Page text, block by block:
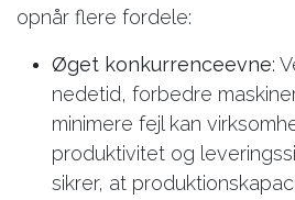
opnår flere fordele:
Øget konkurrenceevne:
nedetid, forbedre
minimere fejl kan
produktivitet og
sikrer, at